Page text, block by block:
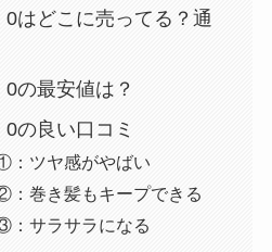
0はどこに売ってる？通
0の最安値は？
0の良い口コミ
：ツヤ感がやばい
：巻き髪もキープできる
：サラサラになる